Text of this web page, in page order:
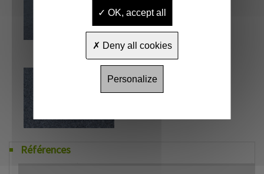
Références
OK, accept all
Deny all cookies
Personalize